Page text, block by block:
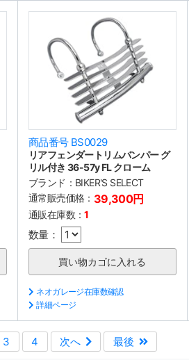
商品番号 BS0029
リアフェンダートリムバンパー グ
リル付き 36-57y FL クローム
ブランド： BIKER'S SELECT
通常販売価格： 39,300円
通販在庫数：1
数量：
ネオガレージ在庫数確認
詳細ページ
3 4 次へ 最後